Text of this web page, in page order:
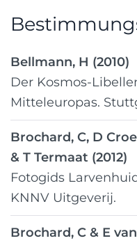
Bellmann, H (2010)
Der Kosmos-
Mitteleuropas.
Brochard, C, D
& T Termaat (2012)
Fotogids
KNNV Uitgeverij.
Brochard, C & E